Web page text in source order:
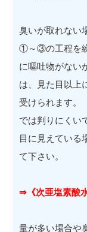
臭いが取れない
①～③の工程を
に嘔吐物がない
は、見た目以上
受けられます。
では判りにくい
目に見えている
て下さい。
⇒《次亜塩素酸
量が多い場合や